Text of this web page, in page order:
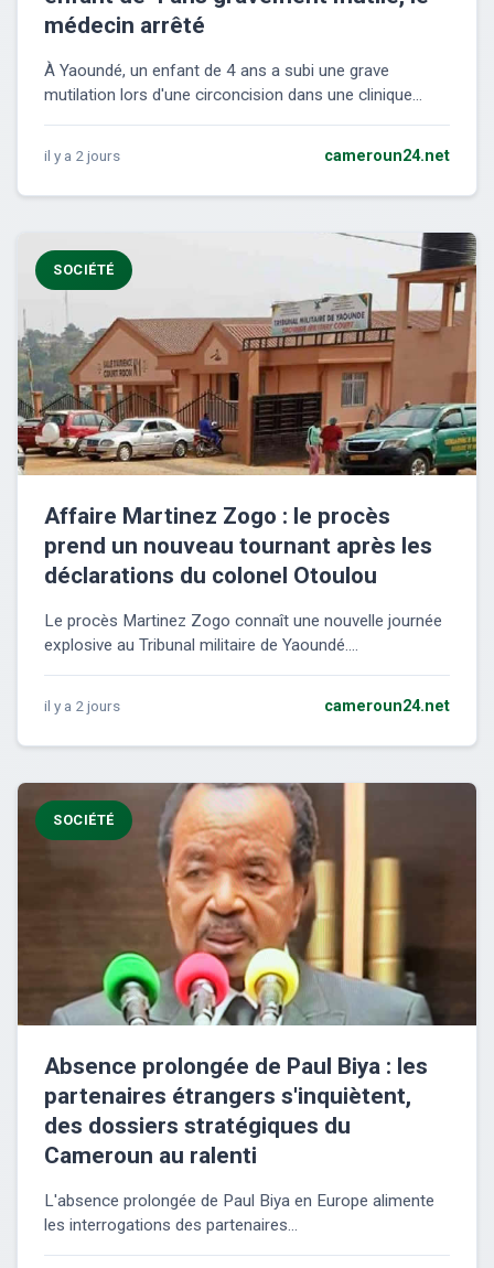
médecin arrêté
À Yaoundé, un enfant de 4 ans a subi une grave
mutilation lors d'une circoncision dans une clinique...
il y a 2 jours cameroun24.net
SOCIÉTÉ
Affaire Martinez Zogo : le procès
prend un nouveau tournant après les
déclarations du colonel Otoulou
Le procès Martinez Zogo connaît une nouvelle journée
explosive au Tribunal militaire de Yaoundé....
il y a 2 jours cameroun24.net
SOCIÉTÉ
Absence prolongée de Paul Biya : les
partenaires étrangers s'inquiètent,
des dossiers stratégiques du
Cameroun au ralenti
L'absence prolongée de Paul Biya en Europe alimente
les interrogations des partenaires...